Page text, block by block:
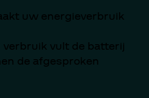
uw energieverbruik
verbruik vult de batterij
de afgesproken